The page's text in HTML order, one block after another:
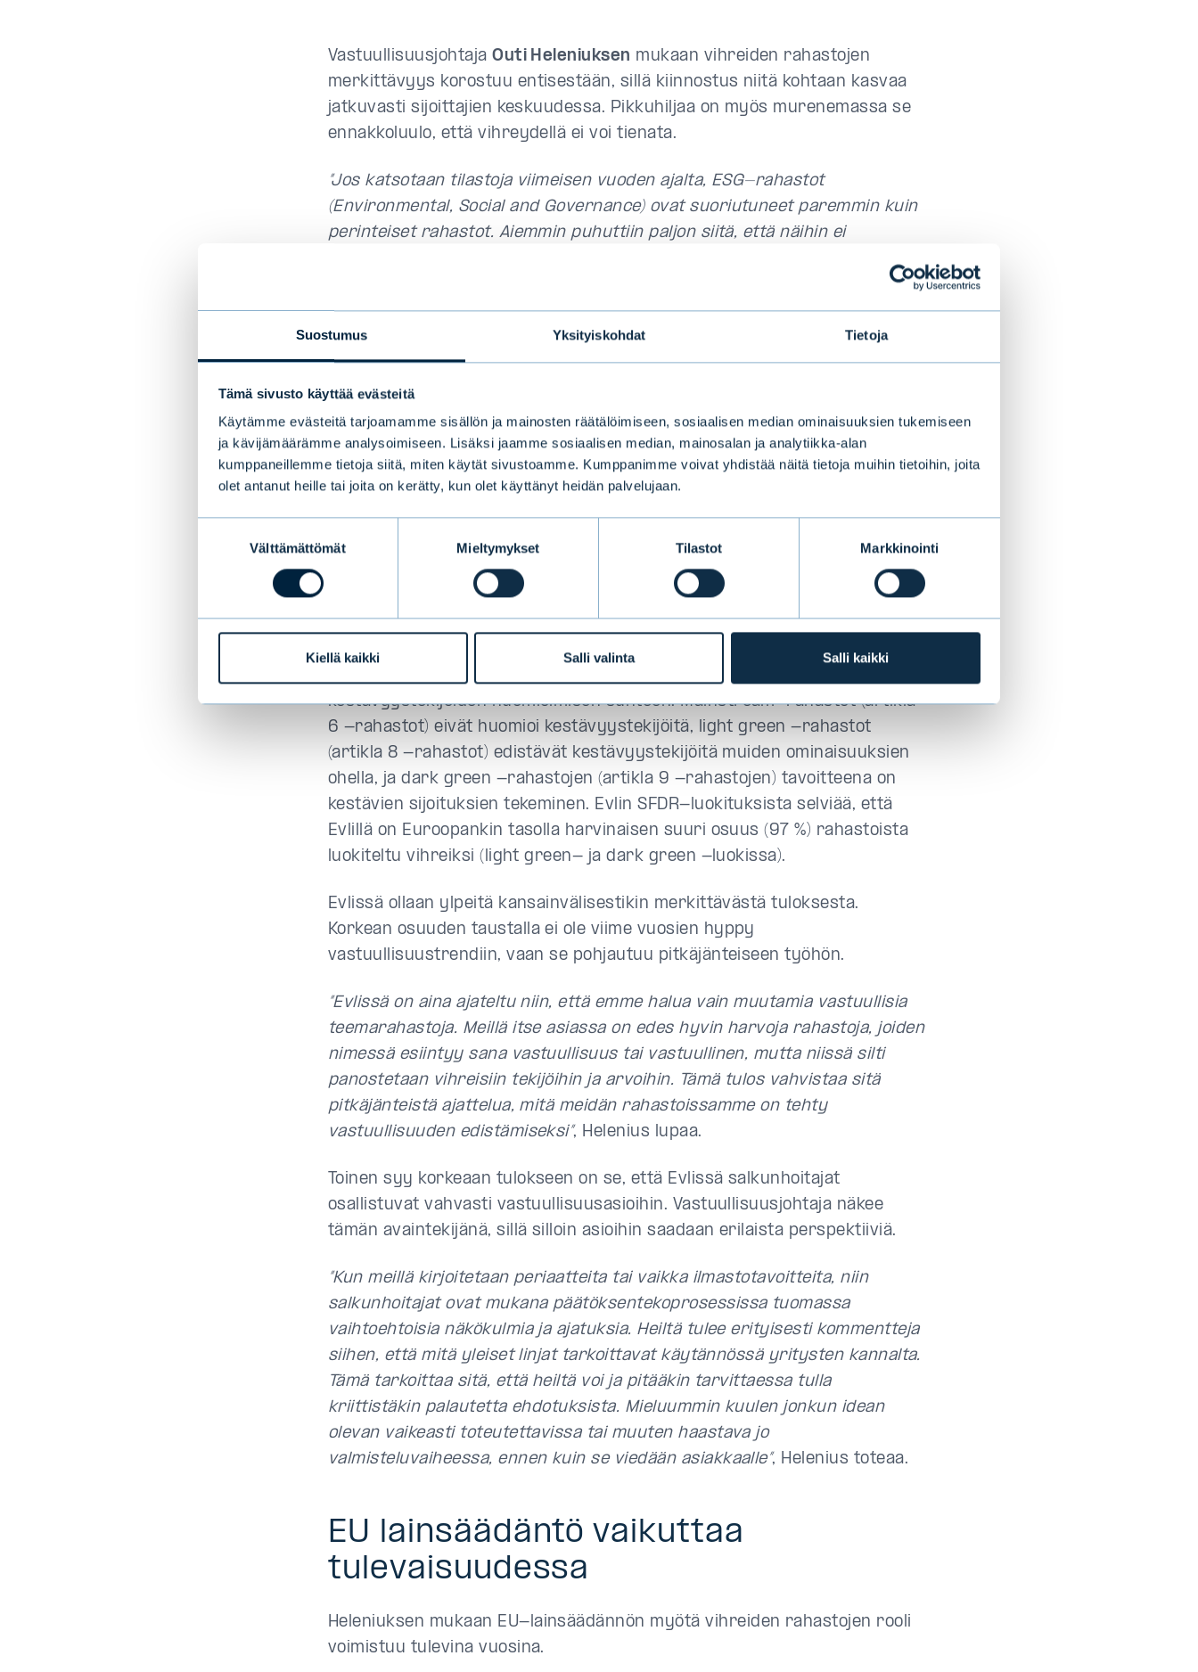
Suostumus Yksityiskohdat Tietoja
Tämä sivusto käyttää evästeitä
Käytämme evästeitä tarjoamamme sisällön ja mainosten räätälöimiseen, sosiaalisen median ominaisuuksien tukemiseen
ja kävijämäärämme analysoimiseen. Lisäksi jaamme sosiaalisen median, mainosalan ja analytiikka-alan
kumppaneillemme tietoja siitä, miten käytät sivustoamme. Kumppanimme voivat yhdistää näitä tietoja muihin tietoihin, joita
olet antanut heille tai joita on kerätty, kun olet käyttänyt heidän palvelujaan.
Välttämättömät Mieltymykset Tilastot Markkinointi
Kiellä kaikki Salli valinta Salli kaikki
VastuullisuusjohtajaOuti Heleniuksen mukaan vihreiden rahastojen
merkittävyys korostuu entisestään, sillä kiinnostus niitä kohtaan kasvaa
jatkuvasti sijoittajien keskuudessa. Pikkuhiljaa on myös murenemassa se
ennakkoluulo, että vihreydellä ei voi tienata.
”Jos katsotaan tilastoja viimeisen vuoden ajalta, ESG-rahastot
(Environmental, Social and Governance) ovat suoriutuneet paremmin kuin
perinteiset rahastot. Aiemmin puhuttiin paljon siitä, että näihin ei
olevan suurempi kuin perinteisissä rahastoissa. Nyt suunta on kääntynyt
niin, että vastuullisesta sijoittamisesta puhuttaessa ajatellaan sillä voivan
tienatakin. Itse siirrymme mandaattisalkunhoidossa ETF-
indeksirahastoissa yhä enemmän ESG-rahastoihin. Niiden volyymi alkaa
olla jo niin suuri, että enää ei ole merkittävää eroa esimerkiksi
indeksisijoittamisen kuluissa”
, Outi Helenius kertoo.
Evlissä vastuullisuutta kehitetään
kokonaisvaltaisesti laajalla
rintamalla. Mitä rahastojen SFDR-
luokitukset tarkoittavat?
EU:n tiedonantoasetuksen (Sustainable Finance Disclosure Regulation,
kestävyystekijöiden huomioimisen suhteen. Mainstream-rahastot (artikla
6 -rahastot) eivät huomioi kestävyystekijöitä, light green -rahastot
(artikla 8 -rahastot) edistävät kestävyystekijöitä muiden ominaisuuksien
ohella, ja dark green -rahastojen (artikla 9 -rahastojen) tavoitteena on
kestävien sijoituksien tekeminen. Evlin SFDR-luokituksista selviää, että
Evlillä on Euroopankin tasolla harvinaisen suuri osuus (97 %) rahastoista
luokiteltu vihreiksi (light green- ja dark green -luokissa).
Evlissä ollaan ylpeitä kansainvälisestikin merkittävästä tuloksesta.
Korkean osuuden taustalla ei ole viime vuosien hyppy
vastuullisuustrendiin, vaan se pohjautuu pitkäjänteiseen työhön.
”Evlissä on aina ajateltu niin, että emme halua vain muutamia vastuullisia
teemarahastoja. Meillä itse asiassa on edes hyvin harvoja rahastoja, joiden
nimessä esiintyy sana vastuullisuus tai vastuullinen, mutta niissä silti
panostetaan vihreisiin tekijöihin ja arvoihin. Tämä tulos vahvistaa sitä
pitkäjänteistä ajattelua, mitä meidän rahastoissamme on tehty
vastuullisuuden edistämiseksi”, Helenius lupaa.
Toinen syy korkeaan tulokseen on se, että Evlissä salkunhoitajat
osallistuvat vahvasti vastuullisuusasioihin. Vastuullisuusjohtaja näkee
tämän avaintekijänä, sillä silloin asioihin saadaan erilaista perspektiiviä.
”Kun meillä kirjoitetaan periaatteita tai vaikka ilmastotavoitteita, niin
salkunhoitajat ovat mukana päätöksentekoprosessissa tuomassa
vaihtoehtoisia näkökulmia ja ajatuksia. Heiltä tulee erityisesti kommentteja
siihen, että mitä yleiset linjat tarkoittavat käytännössä yritysten kannalta.
Tämä tarkoittaa sitä, että heiltä voi ja pitääkin tarvittaessa tulla
kriittistäkin palautetta ehdotuksista. Mieluummin kuulen jonkun idean
olevan vaikeasti toteutettavissa tai muuten haastava jo
valmisteluvaiheessa, ennen kuin se viedään asiakkaalle”, Helenius toteaa.
EU lainsäädäntö vaikuttaa
tulevaisuudessa
Heleniuksen mukaan EU-lainsäädännön myötä vihreiden rahastojen rooli
voimistuu tulevina vuosina.